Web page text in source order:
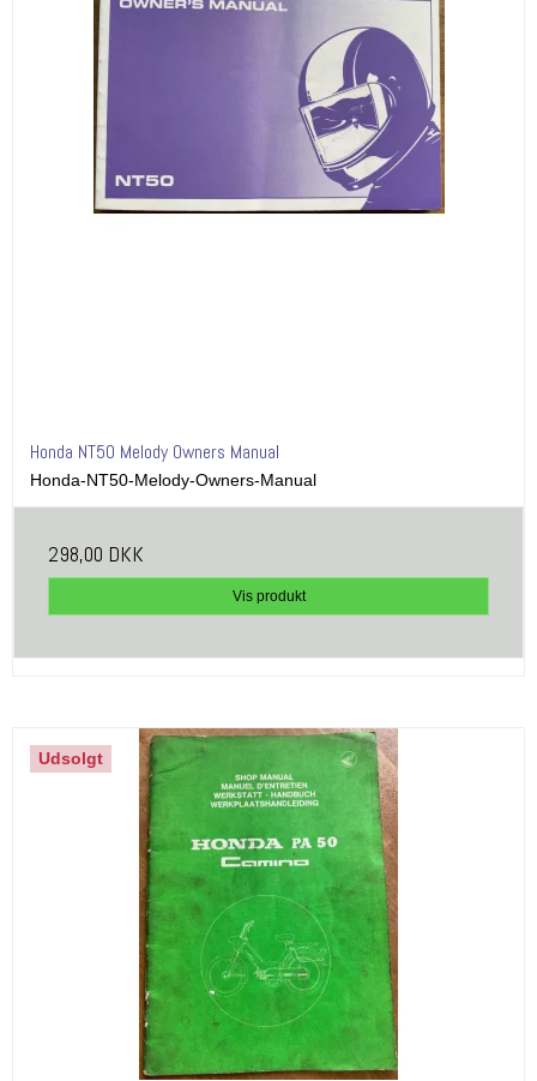
Honda NT50 Melody Owners Manual
Honda-NT50-Melody-Owners-Manual
298,00 DKK
Vis produkt
Udsolgt